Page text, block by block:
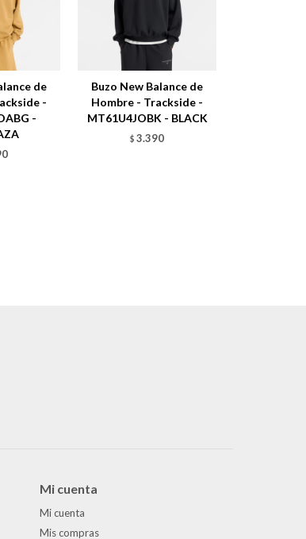
de
-
-
Buzo New Balance de
Hombre - Trackside -
MT61U4JOBK - BLACK
$ 3.390
Mi cuenta
Mi cuenta
Mis compras